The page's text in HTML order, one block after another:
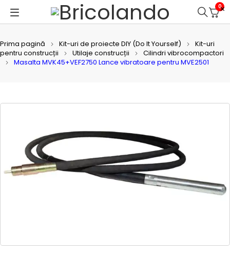
0
Prima pagină Kit-uri de proiecte DIY (Do It Yourself)
Kit-uri
pentru construcții
Utilaje construcții
Cilindri vibrocompactori
Masalta MVK45+VEF2750 Lance vibratoare pentru MVE2501